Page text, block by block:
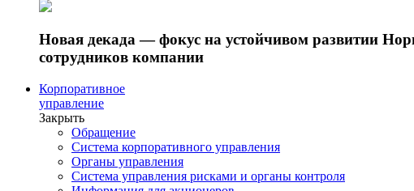
Новая декада — фокус на устойчивом развитии
сотрудников компании
Корпоративное
управление
Закрыть
Обращение
Система корпоративного управления
Органы управления
Система управления рисками и органы контроля